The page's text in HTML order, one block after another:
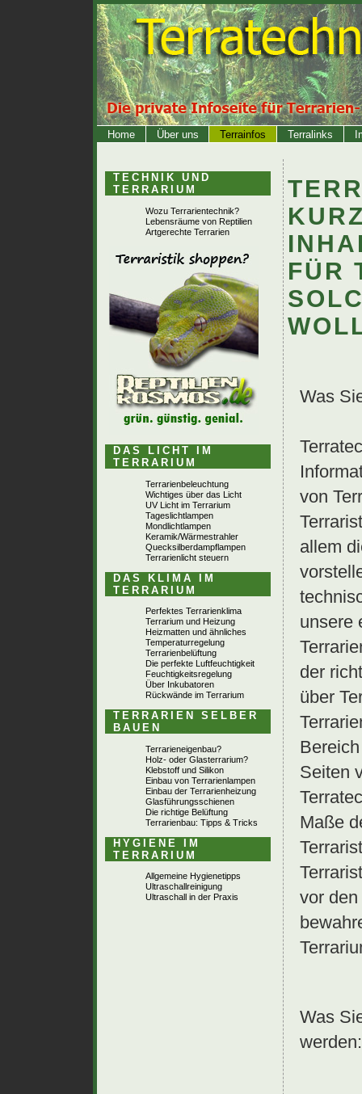
Home Über uns Terrainfos Terralinks
TECHNIK UND
TERRARIUM
Wozu Terrarientechnik?
Lebensräume von Reptilien
Artgerechte Terrarien
DAS LICHT IM
TERRARIUM
Terrarienbeleuchtung
Wichtiges über das Licht
UV Licht im Terrarium
Tageslichtlampen
Mondlichtlampen
Keramik/Wärmestrahler
Quecksilberdampflampen
Terrarienlicht steuern
DAS KLIMA IM
TERRARIUM
Perfektes Terrarienklima
Terrarium und Heizung
Heizmatten und ähnliches
Temperaturregelung
Terrarienbelüftung
Die perfekte Luftfeuchtigkeit
Feuchtigkeitsregelung
Über Inkubatoren
Rückwände im Terrarium
TERRARIEN SELBER
BAUEN
Terrarieneigenbau?
Holz- oder Glasterrarium?
Klebstoff und Silikon
Einbau von Terrarienlampen
Einbau der Terrarienheizung
Glasführungsschienen
Die richtige Belüftung
Terrarienbau: Tipps & Tricks
HYGIENE IM
TERRARIUM
Allgemeine Hygienetipps
Ultraschallreinigung
Ultraschall in der Praxis
FÜR
Was
von
allem
unsere
der
über
Seiten
Maße
vor
Was
werden: